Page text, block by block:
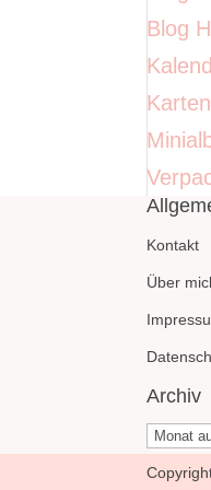
Blog
Karten
Kontakt
Über
Archiv
Archiv